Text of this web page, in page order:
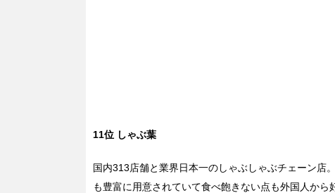
11位 しゃぶ葉
国内313店舗と業界日本一のしゃぶしゃぶチェーン店
も豊富に用意されていて食べ飽きない点も外国人から